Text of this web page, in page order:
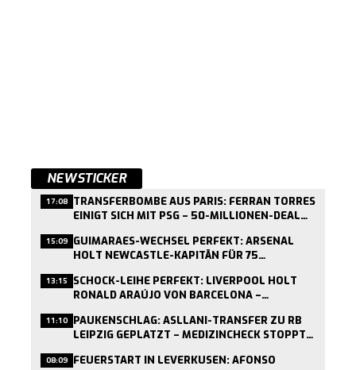
NEWSTICKER
17:08 TRANSFERBOMBE AUS PARIS: FERRAN TORRES
EINIGT SICH MIT PSG – 50-MILLIONEN-DEAL
15:09 GUIMARAES-WECHSEL PERFEKT: ARSENAL
HOLT NEWCASTLE-KAPITÄN FÜR 75
13:15 SCHOCK-LEIHE PERFEKT: LIVERPOOL HOLT
RONALD ARAÚJO VON BARCELONA –
11:10 PAUKENSCHLAG: ASLLANI-TRANSFER ZU RB
LEIPZIG GEPLATZT – MEDIZINCHECK STOPPT
08:09 FEUERSTART IN LEVERKUSEN: AFONSO